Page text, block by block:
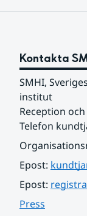
Kontakta
SMHI,
institut
Reception och
Telefon
Epost:
Epost:
Press